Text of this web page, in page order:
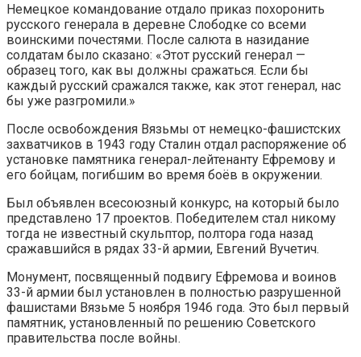
Немецкое командование отдало приказ похоронить
русского генерала в деревне Слободке со всеми
воинскими почестями. После салюта в назидание
солдатам было сказано: «Этот русский генерал —
образец того, как вы должны сражаться. Если бы
каждый русский сражался также, как этот генерал, нас
бы уже разгромили.»
После освобождения Вязьмы от немецко-фашистских
захватчиков в 1943 году Сталин отдал распоряжение об
установке памятника генерал-лейтенанту Ефремову и
его бойцам, погибшим во время боёв в окружении.
Был объявлен всесоюзный конкурс, на который было
представлено 17 проектов. Победителем стал никому
тогда не известный скульптор, полтора года назад
сражавшийся в рядах 33-й армии, Евгений Вучетич.
Монумент, посвященный подвигу Ефремова и воинов
33-й армии был установлен в полностью разрушенной
фашистами Вязьме 5 ноября 1946 года. Это был первый
памятник, установленный по решению Советского
правительства после войны.